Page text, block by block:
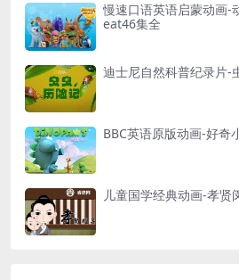
慢速口语英语启蒙动画-
eat46集全
迪士尼自然科普纪录片-
BBC英语原版动画-好奇
儿童国学经典动画-孝贤